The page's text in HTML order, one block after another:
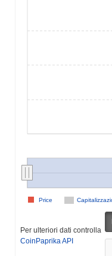
Price
Per ulteriori dati controlla
CoinPaprika API